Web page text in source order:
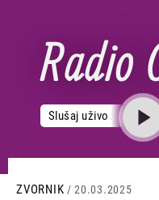
sadržaj
Slušaj uživo
ZVORNIK / 20.03.2025